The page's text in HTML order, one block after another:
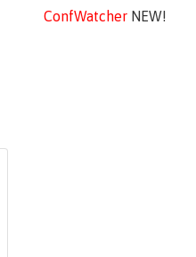
ConfWatcherNEW!